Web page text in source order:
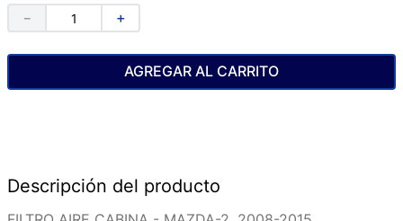
＋
－
AGREGAR AL CARRITO
Descripción del producto